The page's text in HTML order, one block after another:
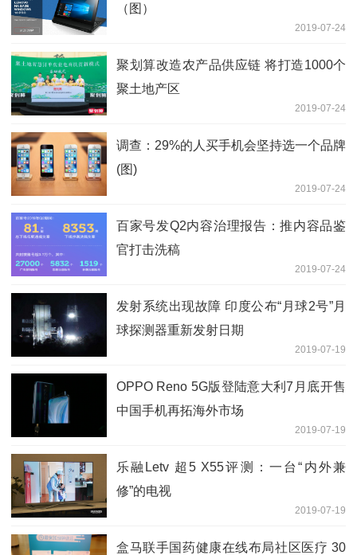
（图）
2019-07-24
聚划算改造农产品供应链 将打造1000个
聚土地产区
2019-07-24
调查：29%的人买手机会坚持选一个品牌
(图)
2019-07-24
百家号发Q2内容治理报告：推内容品鉴
官打击洗稿
2019-07-24
发射系统出现故障 印度公布“月球2号”月
球探测器重新发射日期
2019-07-19
OPPO Reno 5G版登陆意大利7月底开售
中国手机再拓海外市场
2019-07-19
乐融Letv 超5 X55评测：一台“内外兼
修”的电视
2019-07-19
盒马联手国药健康在线布局社区医疗 30